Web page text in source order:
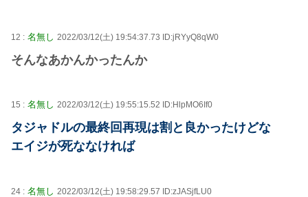
12 : 名無し 2022/03/12(土) 19:54:37.73 ID:jRYyQ8qW0
そんなあかんかったんか
15 : 名無し 2022/03/12(土) 19:55:15.52 ID:HlpMO6If0
タジャドルの最終回再現は割と良かったけどな
エイジが死ななければ
24 : 名無し 2022/03/12(土) 19:58:29.57 ID:zJASjfLU0